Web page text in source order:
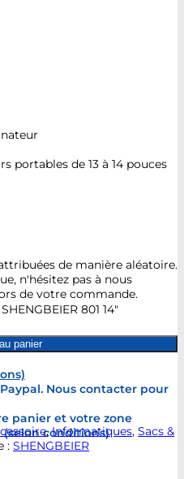
portables de 13 à 14 pouces
de manière aléatoire.
n'hésitez pas à nous
de votre commande.
801 14"
panier
Nous contacter pour
panier et votre zone
(selon conditions)
,Informatiques, Sacs &
: SHENGBEIER